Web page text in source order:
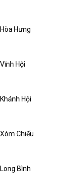
Hưng
Hội
Hội
Chiếu
Bình